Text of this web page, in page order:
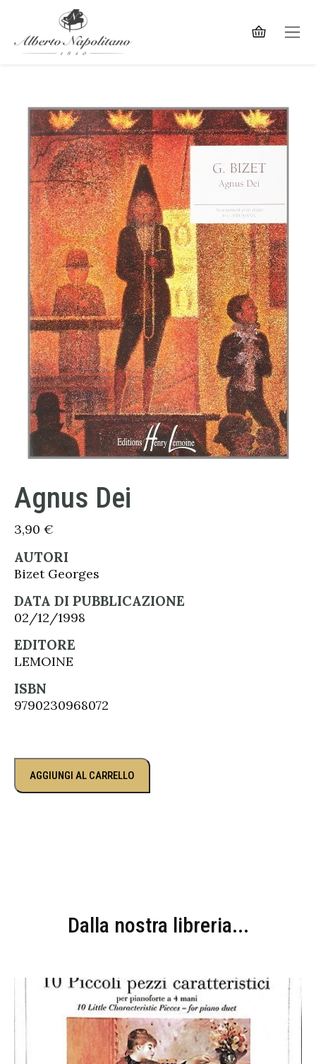
Agnus Dei
3,90 €
AUTORI
Bizet Georges
DATA DI PUBBLICAZIONE
02/12/1998
EDITORE
LEMOINE
ISBN
9790230968072
AGGIUNGI AL CARRELLO
Dalla nostra libreria...